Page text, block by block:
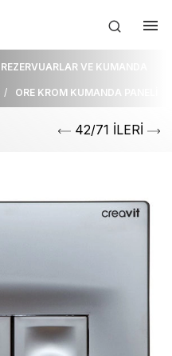
VE KUMANDA
ORE KROM KUMANDA PANELİ
42/71 İLERİ